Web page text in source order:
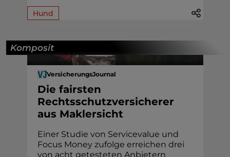
Hund
Komposit
VersicherungsJournal
Die fairsten
Rechtsschutzversicherer
aus Maklersicht
Einer Studie von Servicevalue und
Focus Money zufolge erreichen drei
von acht getesteten Anbietern